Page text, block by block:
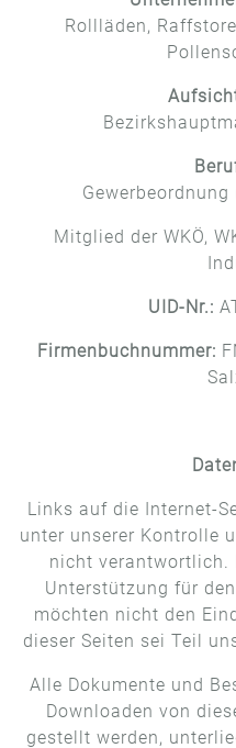
Rollläden,
Mitglied der WKÖ,
UID-Nr.:
Firmenbuchnummer:
Links auf die Internet-
unter unserer Kontrolle
nicht verantwortlich.
Unterstützung für
möchten nicht den
dieser Seiten sei Teil
Alle Dokumente und
Downloaden von
gestellt werden,